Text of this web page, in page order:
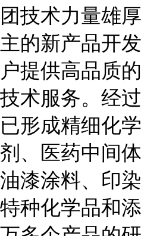
团技术力量雄
主的新产品开
户提供高品质
技术服务。经
已形成精细化
剂、医药中间
油漆涂料、印
特种化学品和